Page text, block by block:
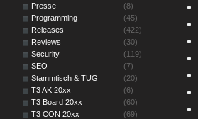
Presse
(8)
Programming
(45)
Releases
(422)
Reviews
(30)
Security
(119)
SEO
(7)
Stammtisch & TUG
(20)
T3 AK 20xx
(6)
T3 Board 20xx
(60)
T3 CON 20xx
(69)